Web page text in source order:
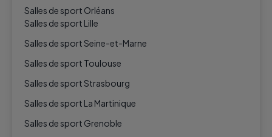
Salles de sport Orléans
Salles de sport Lille
Salles de sport Seine-et-Marne
Salles de sport Toulouse
Salles de sport Strasbourg
Salles de sport La Martinique
Salles de sport Grenoble